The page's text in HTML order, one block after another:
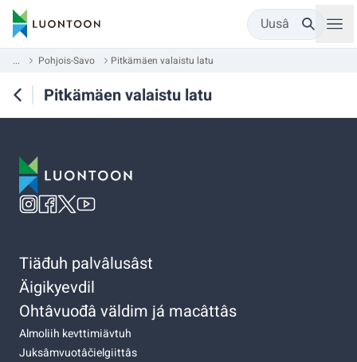
Uusâ
... Pohjois-Savo Pitkämäen valaistu latu
Pitkämäen valaistu latu
Tiäđuh palvâlusâst
Äigikyevdil
Ohtâvuođâ väldim já macâttâs
Almoliih kevttimiävtuh
Juksâmvuotâčielgiittâs